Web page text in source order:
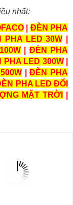
nhất:
| ĐÈN PHA
PHA LED 30W
| ĐÈN PHA
PHA LED 300W|
|ĐÈN PHA
PHA LED ĐỔI
MẶT TRỜI